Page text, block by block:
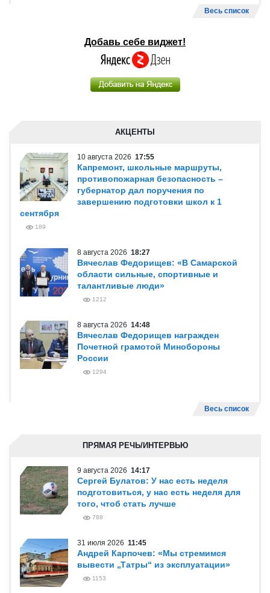
Весь список
Добавь себе виджет!
АКЦЕНТЫ
10 августа 2026 17:55
Капремонт, школьные маршруты,
противопожарная безопасность –
губернатор дал поручения по
завершению подготовки школ к 1
сентября
189
8 августа 2026 18:27
Вячеслав Федорищев: «В Самарской
области сильные, спортивные и
талантливые люди»
1212
8 августа 2026 14:48
Вячеслав Федорищев награжден
Почетной грамотой Минобороны
России
1294
Весь список
ПРЯМАЯ РЕЧЬ/ИНТЕРВЬЮ
9 августа 2026 14:17
Сергей Булатов: У нас есть неделя
подготовиться, у нас есть неделя для
того, чтоб стать лучше
788
31 июля 2026 11:45
Андрей Карпочев: «Мы стремимся
вывести „Татры“ из эксплуатации»
1153